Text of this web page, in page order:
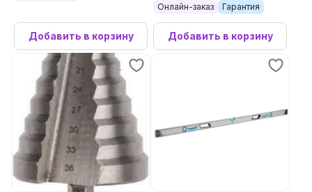
Добавить в корзину
Онлайн-заказ Гарантия
Добавить в корзину